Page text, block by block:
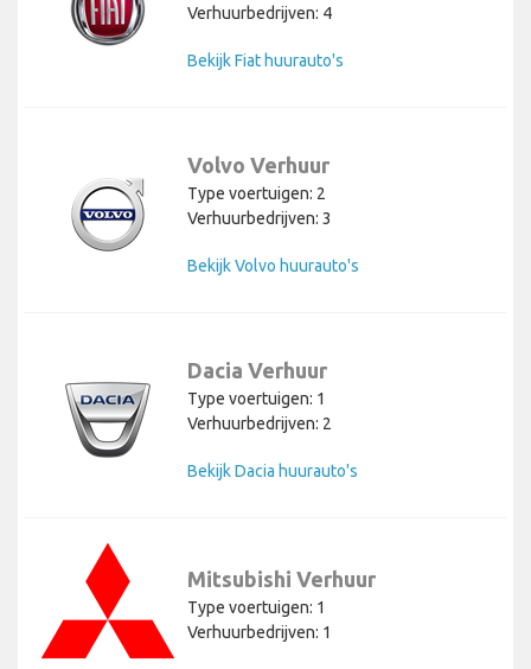
Verhuurbedrijven: 4
Bekijk Fiat huurauto's
Volvo Verhuur
Type voertuigen: 2
Verhuurbedrijven: 3
Bekijk Volvo huurauto's
Dacia Verhuur
Type voertuigen: 1
Verhuurbedrijven: 2
Bekijk Dacia huurauto's
Mitsubishi Verhuur
Type voertuigen: 1
Verhuurbedrijven: 1